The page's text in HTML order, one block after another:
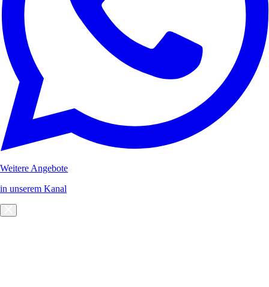
Weitere Angebote
in unserem Kanal